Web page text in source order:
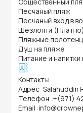
Песчаный пляж
Песчаный вход в
Шезлонги (Платно)
Пляжные
Душ на пляже
Питание и
Контакты
Адрес :Salahuddin
Телефон :+(971)
Email :